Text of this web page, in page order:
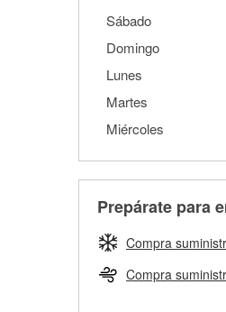
Sábado
Domingo
Lunes
Martes
Miércoles
Prepárate para
Compra
Compra